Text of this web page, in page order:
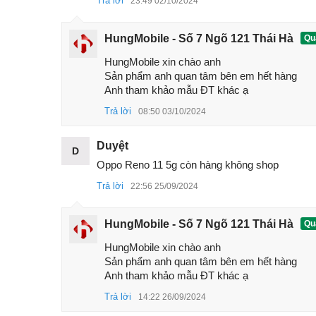
Thông số cấu hình Oppo Reno10 5G
Vào ngày 24/05/2023, Oppođã chính thức cho ra
máy cũng đuợc mở bán cùng ngày tại sự kiện.
Phiên bản Oppo Reno10 tại HungMobile là bản
Reno10 chính hãng Việt Nam.
Thông số cấu hình Oppo Reno10 tại sự kiện ra
Kích thước 162.4 x 74.2 x 8 mm
Trọng lượng 185 g
Màn hình
Bộ xử lý Snapdragon 778G 5G (6 nm)
HungMobile - Số 7 Ngõ 121 Thái Hà
HungMobile xin chào anh
Sản phẩm anh quan tâm bên em hết hàng
Anh tham khảo mẫu ĐT khác ạ
Trả lời 08:50 03/10/2024
D
Duyệt
Oppo Reno 11 5g còn hàng không shop
Trả lời 22:56 25/09/2024
HungMobile - Số 7 Ngõ 121 Thái Hà
HungMobile xin chào anh
Sản phẩm anh quan tâm bên em hết hàng
Anh tham khảo mẫu ĐT khác ạ
Trả lời 14:22 26/09/2024